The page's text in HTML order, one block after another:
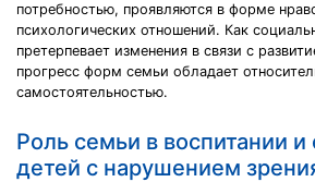
потребностью, проявляются в форме
психологических отношений. Как
претерпевает изменения в связи с
прогресс форм семьи обладает
самостоятельностью.
Роль семьи в воспитании
детей с нарушением